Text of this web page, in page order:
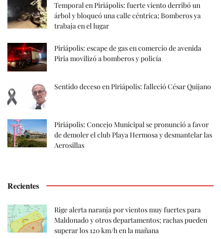
Temporal en Piriápolis: fuerte viento derribó un
árbol y bloqueó una calle céntrica; Bomberos ya
trabaja en el lugar
Piriápolis: escape de gas en comercio de avenida
Piria movilizó a bomberos y policía
Sentido deceso en Piriápolis: falleció César Quijano
Piriápolis: Concejo Municipal se pronunció a favor
de demoler el club Playa Hermosa y desmantelar las
Aerosillas
Recientes
Rige alerta naranja por vientos muy fuertes para
Maldonado y otros departamentos; rachas pueden
superar los 120 km/h en la mañana